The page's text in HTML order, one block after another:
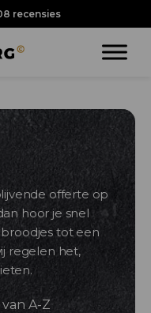
recensies
offerte op
hoor je snel
broodjes tot een
regelen het,
A-Z